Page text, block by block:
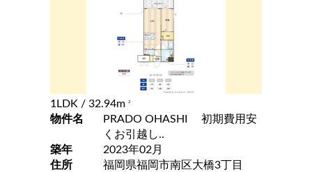
1LDK / 32.94m 2
物件名
PRADO OHASHI 初期費用安
くお引越し..
築年
2023年02月
住所
福岡県福岡市南区大橋3丁目